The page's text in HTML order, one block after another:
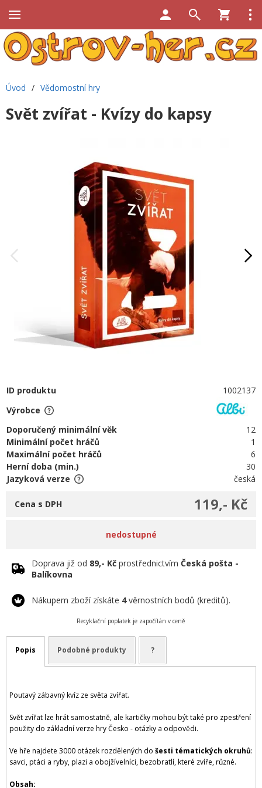
Úvod / Vědomostní hry
Svět zvířat - Kvízy do kapsy
ID produktu
1002137
Výrobce
Doporučený minimální věk
12
Minimální počet hráčů
1
Maximální počet hráčů
6
Herní doba (min.)
30
Jazyková verze
česká
119,- Kč
Cena s DPH
nedostupné
Doprava již od 89,- Kč prostřednictvím Česká pošta -
Balíkovna
Nákupem zboží získáte 4věrnostních bodů (kreditů).
Recyklační poplatek je započítán v ceně
Popis Podobné produkty ?
Poutavý zábavný kvíz ze světa zvířat.
Svět zvířat lze hrát samostatně, ale kartičky mohou být také pro zpestření
použity do základní verze hry Česko - otázky a odpovědi.
Ve hře najdete 3000 otázek rozdělených do šesti tématických okruhů:
savci, ptáci a ryby, plazi a obojžívelníci, bezobratlí, které zvíře, různé.
Obsah: